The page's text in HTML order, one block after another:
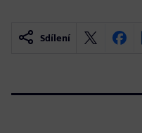
Sdílení